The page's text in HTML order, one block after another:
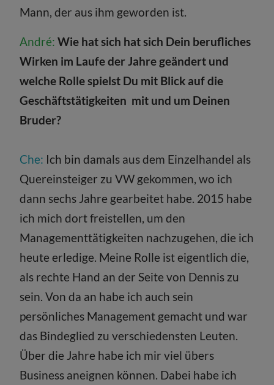
Mann, der aus ihm geworden ist.
André: Wie hat sich hat sich Dein berufliches
Wirken im Laufe der Jahre geändert und
welche Rolle spielst Du mit Blick auf die
Geschäftstätigkeiten mit und um Deinen
Bruder?
Che: Ich bin damals aus dem Einzelhandel als
Quereinsteiger zu VW gekommen, wo ich
dann sechs Jahre gearbeitet habe. 2015 habe
ich mich dort freistellen, um den
Managementtätigkeiten nachzugehen, die ich
heute erledige. Meine Rolle ist eigentlich die,
als rechte Hand an der Seite von Dennis zu
sein. Von da an habe ich auch sein
persönliches Management gemacht und war
das Bindeglied zu verschiedensten Leuten.
Über die Jahre habe ich mir viel übers
Business aneignen können. Dabei habe ich